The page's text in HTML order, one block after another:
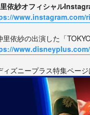
依紗オフィシャル
www.instagram.com/
依紗の出演した「
ズニープラス特集ページ